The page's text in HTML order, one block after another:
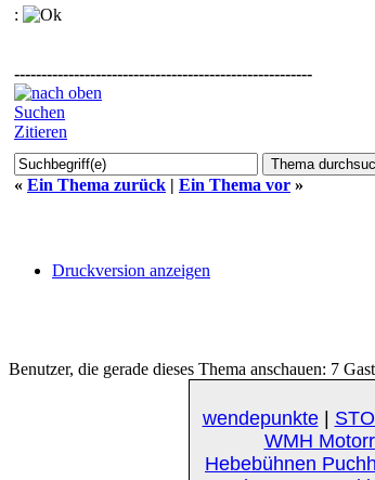
:
-------------------------------------------------------
Suchen
Zitieren
« Ein Thema zurück | Ein Thema vor »
Druckversion anzeigen
Benutzer, die gerade dieses Thema anschauen: 7
wendepunkte|
WMH
Hebebühnen